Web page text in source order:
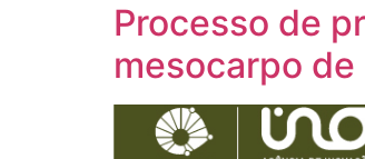
Processo de
mesocarpo